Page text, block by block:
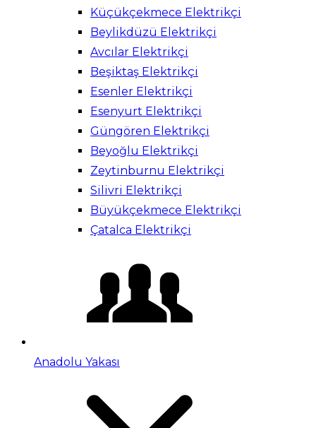
Küçükçekmece Elektrikçi
Beylikdüzü Elektrikçi
Avcılar Elektrikçi
Beşiktaş Elektrikçi
Esenler Elektrikçi
Esenyurt Elektrikçi
Güngören Elektrikçi
Beyoğlu Elektrikçi
Zeytinburnu Elektrikçi
Silivri Elektrikçi
Büyükçekmece Elektrikçi
Çatalca Elektrikçi
Anadolu Yakası